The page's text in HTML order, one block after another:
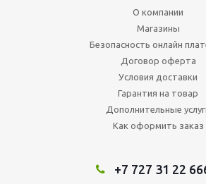
О компании
Магазины
Безопасность онлайн
Договор оферта
Условия доставки
Гарантия на товар
Дополнительные
Как оформить заказ
+7 727 31 22